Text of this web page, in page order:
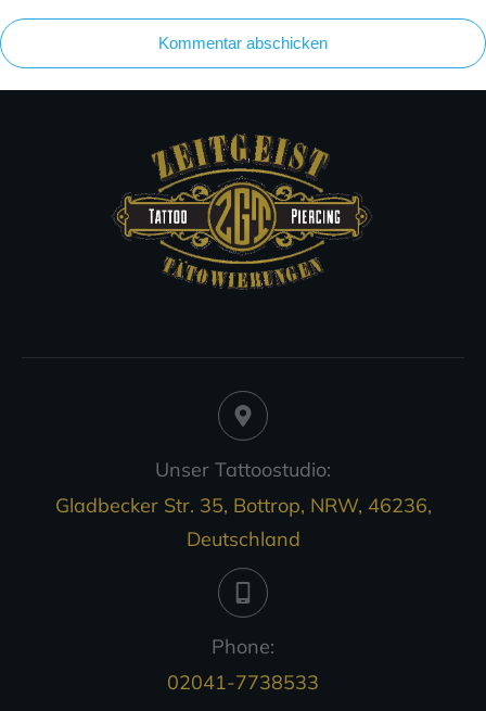
Kommentar abschicken
Unser Tattoostudio:
Gladbecker Str. 35, Bottrop, NRW, 46236,
Deutschland
Phone:
02041-7738533